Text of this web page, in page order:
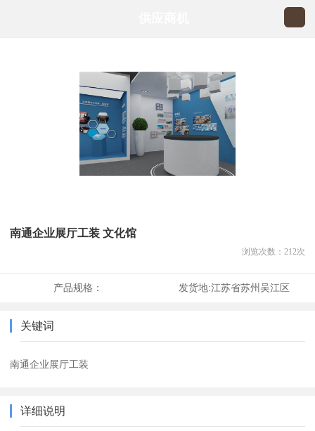
南通企业展厅工装 文化馆
浏览次数： 212次
产品规格： 发货地:江苏省苏州吴江区
关键词
南通企业展厅工装
详细说明